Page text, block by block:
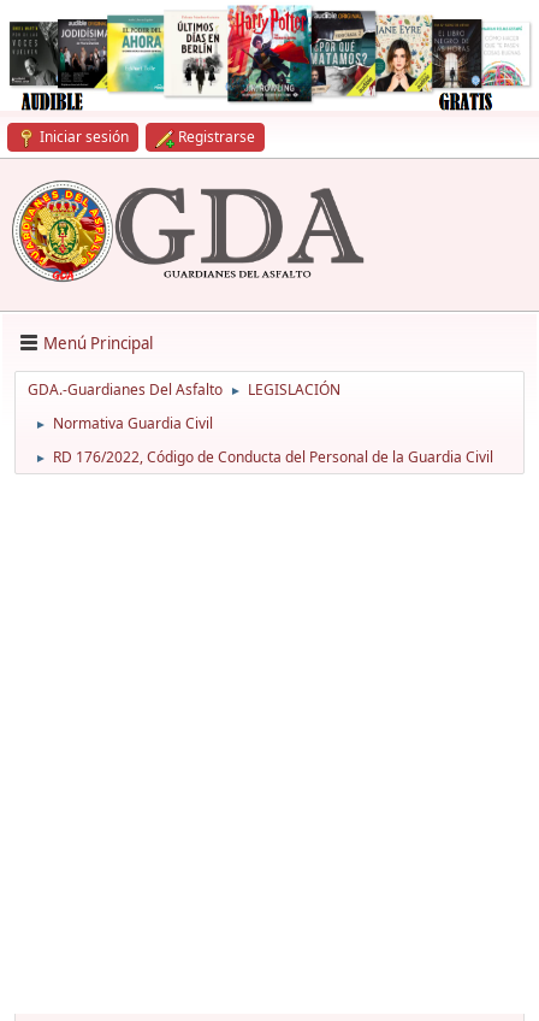
Iniciar sesión Registrarse
Menú Principal
GDA.-Guardianes Del Asfalto ► LEGISLACIÓN
► Normativa Guardia Civil
► RD 176/2022, Código de Conducta del Personal de la Guardia Civil